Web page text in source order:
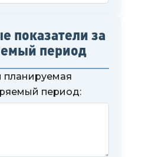
показатели за
период
планируемая
период: